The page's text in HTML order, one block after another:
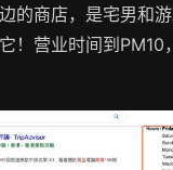
的商店，是宅男和
！营业时间到PM10